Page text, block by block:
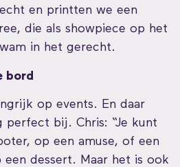
en printten we een
die als showpiece op het
in het gerecht.
bord
op events. En daar
perfect bij. Chris: “Je kunt
op een amuse, of een
dessert. Maar het is ook